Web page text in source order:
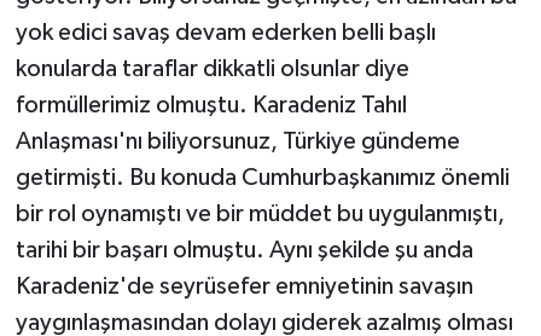
yok edici savaş devam ederken belli başlı
konularda taraflar dikkatli olsunlar diye
formüllerimiz olmuştu. Karadeniz Tahıl
Anlaşması'nı biliyorsunuz, Türkiye gündeme
getirmişti. Bu konuda Cumhurbaşkanımız önemli
bir rol oynamıştı ve bir müddet bu uygulanmıştı,
tarihi bir başarı olmuştu. Aynı şekilde şu anda
Karadeniz'de seyrüsefer emniyetinin savaşın
yaygınlaşmasından dolayı giderek azalmış olması